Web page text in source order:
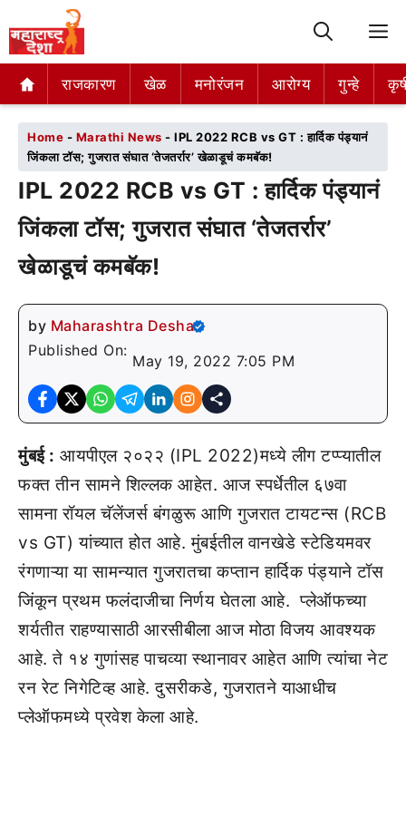
राजकारण खेळ मनोरंजन आरोग्य गुन्हे
राजकारण खेळ मनोरंजन आरोग्य गुन्हे
Home - Marathi News - IPL 2022 RCB vs GT : हार्दिक पंड्यानं
जिंकला टॉस; गुजरात संघात ‘तेजतर्रार’ खेळाडूचं कमबॅक!
IPL 2022 RCB vs GT : हार्दिक पंड्यानं
जिंकला टॉस; गुजरात संघात ‘तेजतर्रार’
खेळाडूचं कमबॅक!
by Maharashtra Desha
Published On:
May 19, 2022 7:05 PM
मुंबई : आयपीएल २०२२ (IPL 2022)मध्ये लीग टप्प्यातील
फक्त तीन सामने शिल्लक आहेत. आज स्पर्धेतील ६७वा
सामना रॉयल चॅलेंजर्स बंगळुरू आणि गुजरात टायटन्स (RCB
vs GT) यांच्यात होत आहे. मुंबईतील वानखेडे स्टेडियमवर
रंगणाऱ्या या सामन्यात गुजरातचा कप्तान हार्दिक पंड्याने टॉस
जिंकून प्रथम फलंदाजीचा निर्णय घेतला आहे. प्लेऑफच्या
शर्यतीत राहण्यासाठी आरसीबीला आज मोठा विजय आवश्यक
आहे. ते १४ गुणांसह पाचव्या स्थानावर आहेत आणि त्यांचा नेट
रन रेट निगेटिव्ह आहे. दुसरीकडे, गुजरातने याआधीच
प्लेऑफमध्ये प्रवेश केला आहे.